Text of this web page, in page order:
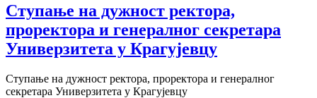
Ступање на дужност ректора,
проректора и генералног секретара
Универзитета у Крагујевцу
Ступање на дужност ректора, проректора и генералног
секретара Универзитета у Крагујевцу